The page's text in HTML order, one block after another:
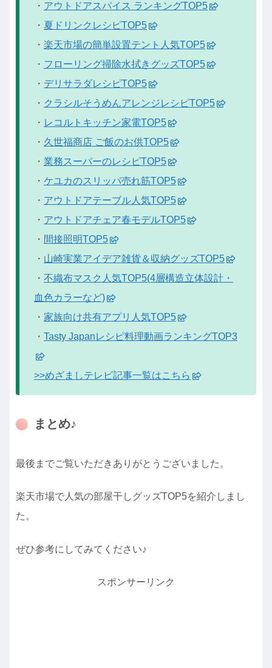
・ アウトドアスパイス ランキングTOP5
・ 夏ドリンクレシピTOP5
・ 楽天市場の簡単設置テント人気TOP5
・ フローリング掃除水拭きグッズTOP5
・ デリサラダレシピTOP5
・ クラシルそうめんアレンジレシピTOP5
・ レコルトキッチン家電TOP5
・ 久世福商店 ご飯のお供TOP5
・ 業務スーパーのレシピTOP5
・ ケユカのスリッパ売れ筋TOP5
・ アウトドアテーブル人気TOP5
・ アウトドアチェア春モデルTOP5
・ 間接照明TOP5
・ 山崎実業アイデア雑貨＆収納グッズTOP5
・ 不織布マスク人気TOP5(4層構造立体設計・
血色カラーなど)
・ 家族向け共有アプリ人気TOP5
・ Tasty Japanレシピ料理動画ランキングTOP3
>>めざましテレビ記事一覧はこちら
まとめ♪
最後までご覧いただきありがとうございました。
楽天市場で人気の部屋干しグッズTOP5を紹介しまし
た。
ぜひ参考にしてみてください♪
スポンサーリンク